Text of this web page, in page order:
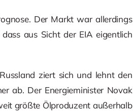
Der Markt war allerdings
aus Sicht der EIA eigentlich
ziert sich und lehnt den
ab. Der Energieminister Novak
größte Ölproduzent außerhalb